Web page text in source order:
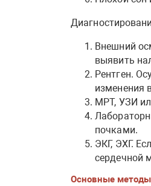
Внешний
выявить
Рентген.
изменения
МРТ, УЗИ
почками.
ЭКГ, ЭХГ.
сердечной
Основные